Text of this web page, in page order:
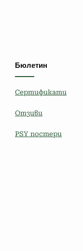
Бюлетин
Сертификати
Отзиви
PSY постери